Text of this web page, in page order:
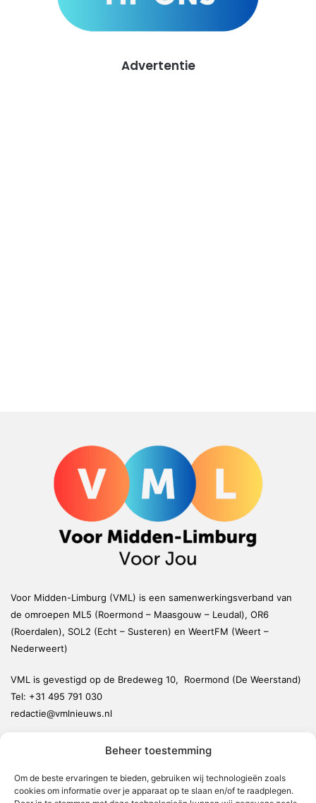
Beheer toestemming
Om de beste ervaringen te bieden, gebruiken wij technologieën zoals
cookies om informatie over je apparaat op te slaan en/of te raadplegen.
Advertentie
Voor Midden-Limburg (VML) is een samenwerkingsverband van
de omroepen ML5 (Roermond – Maasgouw – Leudal), OR6
(Roerdalen), SOL2 (Echt – Susteren) en WeertFM (Weert –
Nederweert)
VML is gevestigd op de Bredeweg 10, Roermond (De Weerstand)
Tel: +31 495 791 030
redactie@vmlnieuws.nl
Leudal